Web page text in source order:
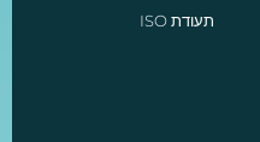
תעודת ISO